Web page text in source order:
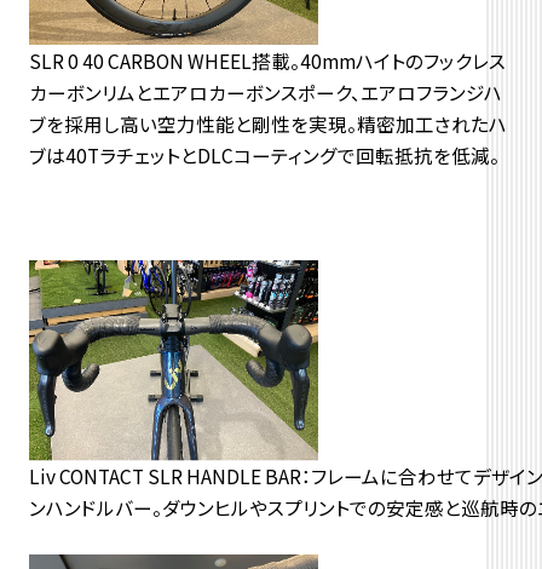
SLR 0 40 CARBON WHEEL搭載。40mmハイトのフックレス
カーボンリムとエアロカーボンスポーク、エアロフランジハ
ブを採用し高い空力性能と剛性を実現。精密加工されたハ
ブは40TラチェットとDLCコーティングで回転抵抗を低減。
Liv CONTACT SLR HANDLE BAR：フレームに合わせてデザ
ンハンドルバー。ダウンヒルやスプリントでの安定感と巡航時